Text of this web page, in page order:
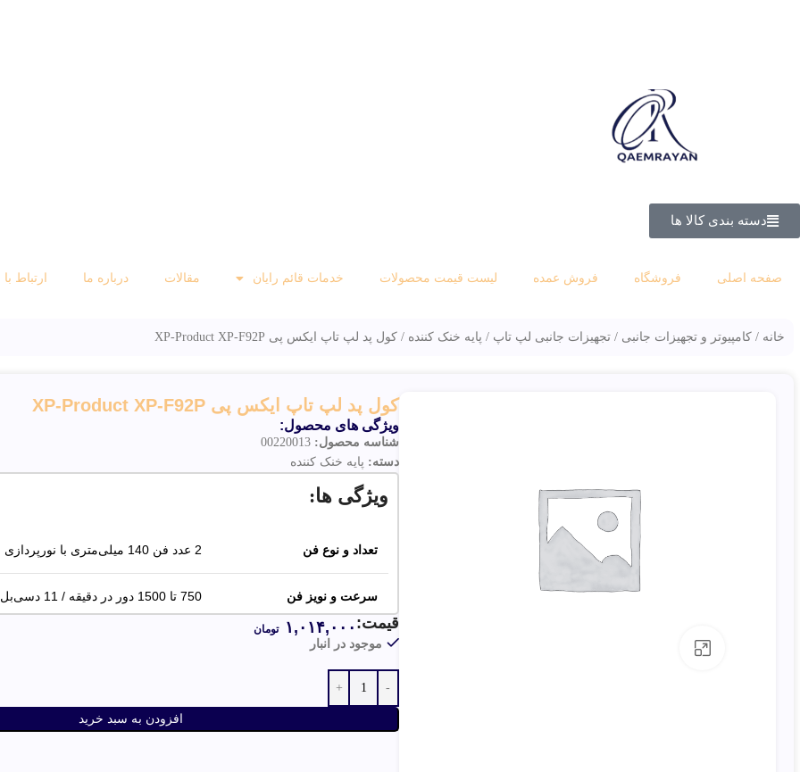
دسته بندی کالا ها
صفحه اصلی فروشگاه فروش عمده لیست قیمت محصولات خدمات قائم رایان مقالات درباره ما ارتباط با
خانه کامپیوتر و تجهیزات جانبی تجهیزات جانبی لپ تاپ پایه خنک کننده کول پد لپ تاپ ایکس پی XP-Product XP-F92P
کول پد لپ تاپ ایکس پی XP-Product XP-F92P
ویژگی های محصول:
شناسه محصول: 00220013
دسته: پایه خنک کننده
ویژگی ها:
تعداد و نوع فن 2 عدد فن 140 میلی‌متری با نورپردازی
سرعت و نویز فن 750 تا 1500 دور در دقیقه / 11 دسی‌بل
پشتیبانی از لپ‌تاپ
موجود در انبار
افزودن به سبد خرید
قیمت: ۱,۰۱۴,۰۰۰ تومان